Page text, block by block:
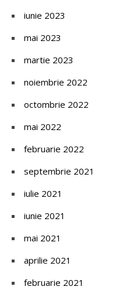
iunie 2023
mai 2023
martie 2023
noiembrie 2022
octombrie 2022
mai 2022
februarie 2022
septembrie 2021
iulie 2021
iunie 2021
mai 2021
aprilie 2021
februarie 2021